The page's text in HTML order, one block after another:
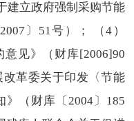
建立政府强制采购节能
〕51号）； （4）
意见》（财库[2006]90
革委关于印发〈节能
（财库〔2004〕185